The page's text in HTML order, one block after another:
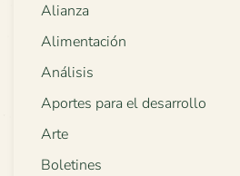
Alianza
Alimentación
Análisis
Aportes para el desarrollo
Arte
Boletines